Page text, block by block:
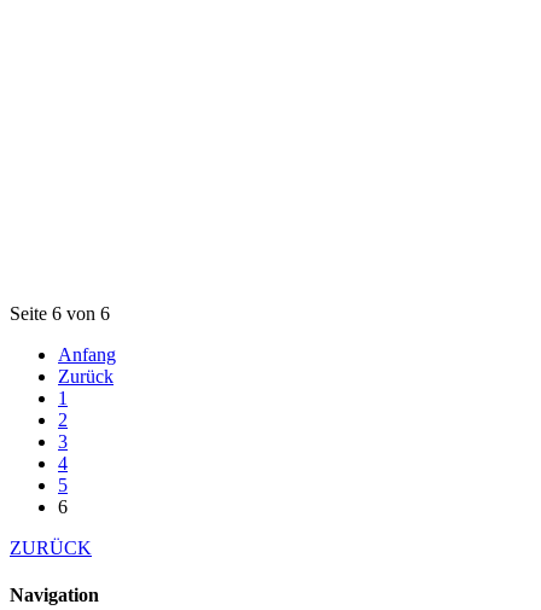
Seite 6 von 6
Anfang
Zurück
1
2
3
4
5
6
ZURÜCK
Navigation